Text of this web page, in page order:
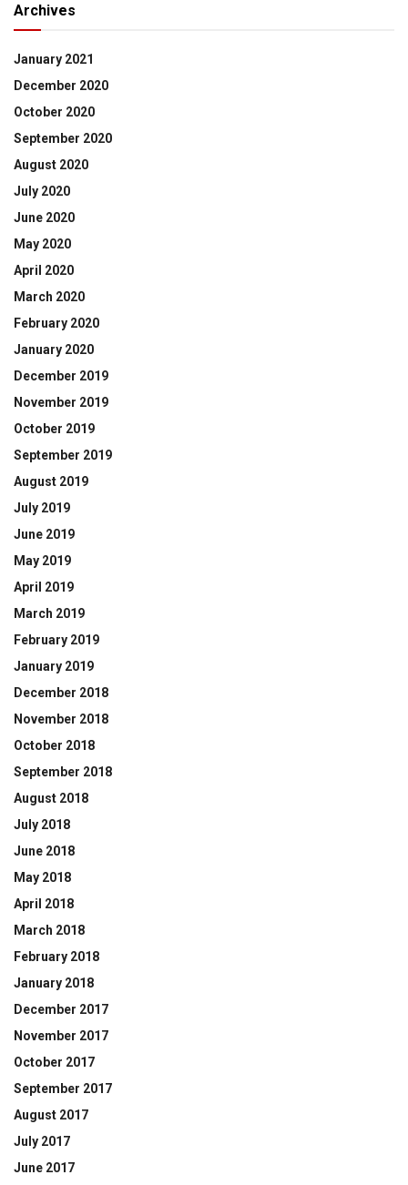
Archives
January 2021
December 2020
October 2020
September 2020
August 2020
July 2020
June 2020
May 2020
April 2020
March 2020
February 2020
January 2020
December 2019
November 2019
October 2019
September 2019
August 2019
July 2019
June 2019
May 2019
April 2019
March 2019
February 2019
January 2019
December 2018
November 2018
October 2018
September 2018
August 2018
July 2018
June 2018
May 2018
April 2018
March 2018
February 2018
January 2018
December 2017
November 2017
October 2017
September 2017
August 2017
July 2017
June 2017